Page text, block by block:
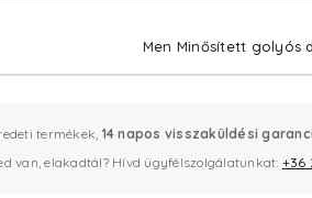
Men Minősített golyós
termékek, 14 napos visszaküldési
van, elakadtál? Hívd ügyfélszolgálatunkat: +36